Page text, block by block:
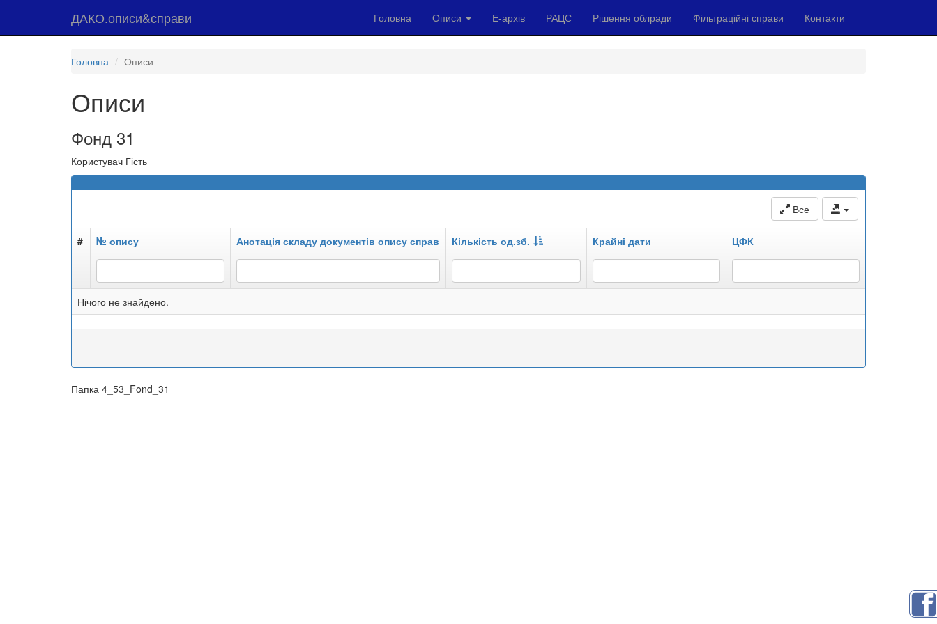
ДАКО.описи&справи Головна Описи Е-архів РАЦС Рішення облради Фільтраційні справи Контакти
Головна Описи
Описи
Фонд 31
Користувач Гість
Все
# № опису Анотація складу документів опису справ Кількість од.зб. Крайні дати ЦФК
Нічого не знайдено.
Папка 4_53_Fond_31